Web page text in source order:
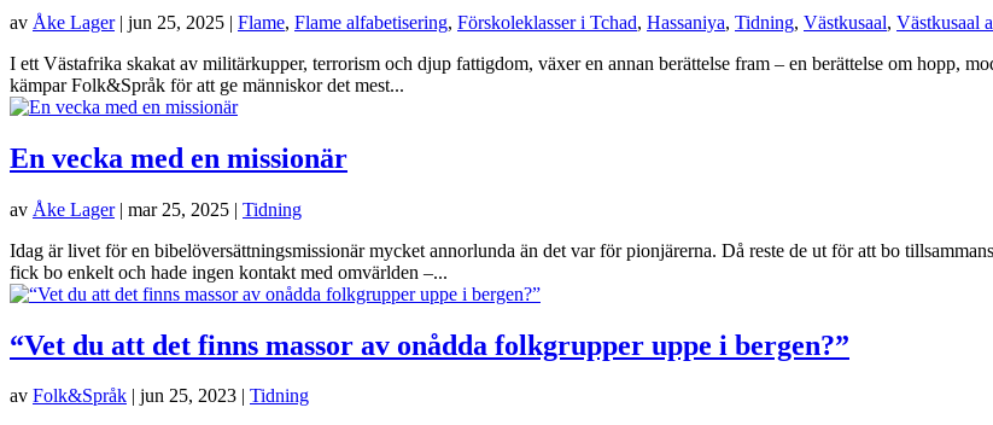
av Åke Lager| jun 25, 2025 | Flame, Flame alfabetisering, Förskoleklasser i Tchad, Hassaniya, Tidning, Västkusaal, Västkusaal
I ett Västafrika skakat av militärkupper, terrorism och djup fattigdom, växer en annan berättelse fram – en berättelse om hopp,
kämpar Folk&Språk för att ge människor det mest...
En vecka med en missionär
av Åke Lager| mar 25, 2025 | Tidning
Idag är livet för en bibelöversättningsmissionär mycket annorlunda än det var för pionjärerna. Då reste de ut för att bo
fick bo enkelt och hade ingen kontakt med omvärlden –...
“Vet du att det finns massor av onådda folkgrupper uppe i bergen?”
av Folk&Språk | jun 25, 2023 | Tidning